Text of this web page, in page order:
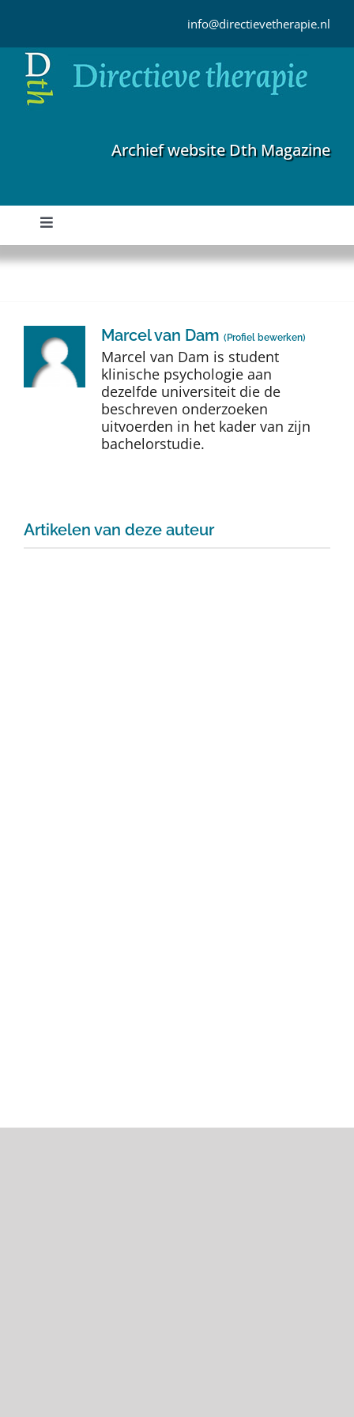
inhoud
info@directievetherapie.nl
Archief website Dth Magazine
Toggle
Navigation
Home
Auteurs
TDT Overzicht
Contact
Marcel van Dam ( Profiel bewerken)
Marcel van Dam is student
klinische psychologie aan
dezelfde universiteit die de
beschreven onderzoeken
uitvoerden in het kader van zijn
bachelorstudie.
Artikelen van deze auteur